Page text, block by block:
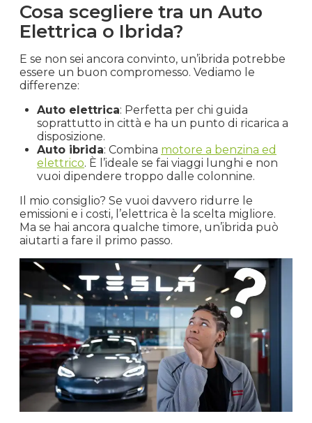
Cosa scegliere tra un Auto
Elettrica o Ibrida?
E se non sei ancora convinto, un’ibrida potrebbe
essere un buon compromesso. Vediamo le
differenze:
Auto elettrica: Perfetta per chi guida
soprattutto in città e ha un punto di ricarica a
disposizione.
Auto ibrida: Combina motore a benzina ed
elettrico. È l’ideale se fai viaggi lunghi e non
vuoi dipendere troppo dalle colonnine.
Il mio consiglio? Se vuoi davvero ridurre le
emissioni e i costi, l’elettrica è la scelta migliore.
Ma se hai ancora qualche timore, un’ibrida può
aiutarti a fare il primo passo.